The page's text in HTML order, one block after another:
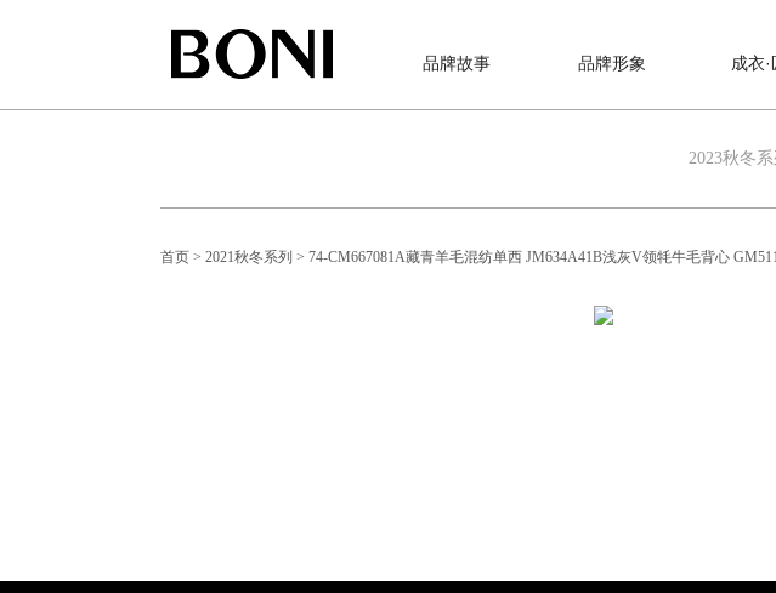
品牌故事 品牌形象 成衣·
2023秋冬系
首页 > 2021秋冬系列 > 74-CM667081A藏青羊毛混纺单西 JM634A41B浅灰V领牦牛毛背心